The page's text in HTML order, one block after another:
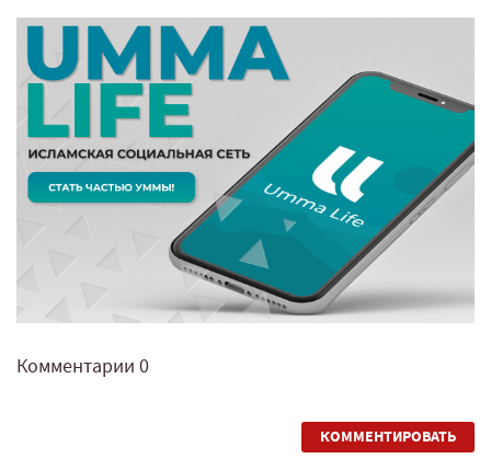
Комментарии 0
КОММЕНТИРОВАТЬ